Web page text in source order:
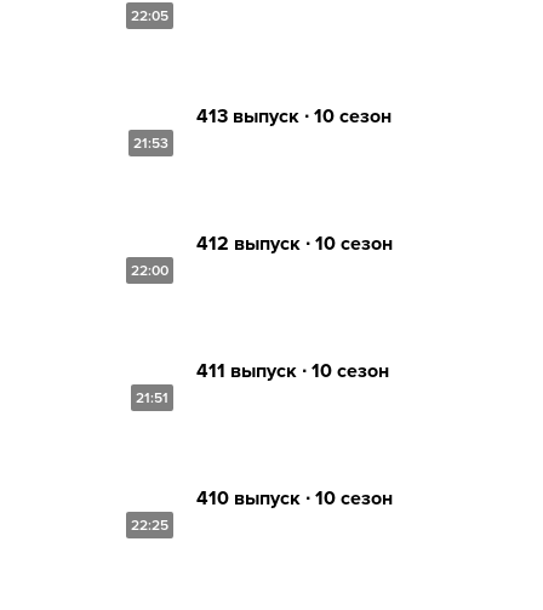
22:05
21:53
413 выпуск ∙ 10 сезон
22:00
412 выпуск ∙ 10 сезон
21:51
411 выпуск ∙ 10 сезон
22:25
410 выпуск ∙ 10 сезон